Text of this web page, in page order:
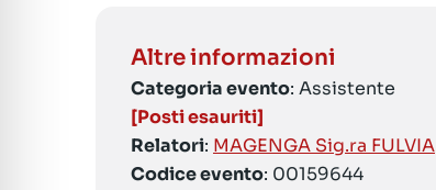
Altre informazioni
Categoria evento: Assistente
[Posti esauriti]
Relatori: MAGENGA Sig.ra FULVIA
Codice evento: 00159644